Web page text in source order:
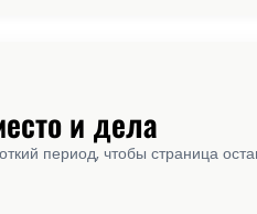
и дела
период, чтобы страница